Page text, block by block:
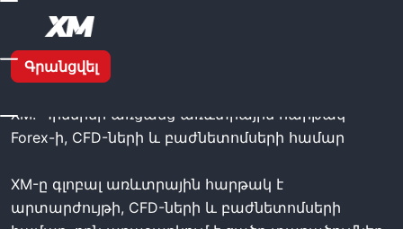
Գրանցվել
XM Broker - XM
XM. Պրեմիեր առցանց առևտրային հարթակ
Forex-ի, CFD-ների և բաժնետոմսերի համար
XM-ը գլոբալ առևտրային հարթակ է
արտարժույթի, CFD-ների և բաժնետոմսերի